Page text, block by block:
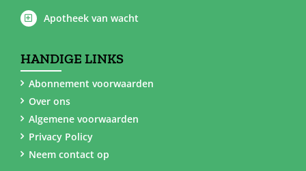
Apotheek van wacht
HANDIGE LINKS
Abonnement voorwaarden
Over ons
Algemene voorwaarden
Privacy Policy
Neem contact op